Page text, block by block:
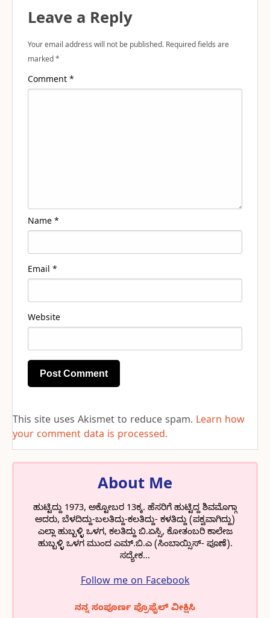
Leave a Reply
Your email address will not be published. Required fields are
marked*
Comment *
Name *
Email *
Website
This site uses Akismet to reduce spam. Learn how
your comment data is processed.
About Me
ಹುಟ್ಟಿದ್ದು 1973, ಅಕ್ಟೋಬರ 13ಕ್ಕ. ಹೆಸರಿಗೆ ಹುಟ್ಟಿದ್ದ ಶಿವಮೊಗ್ಗಾ
ಆದರು, ಬೆಳದಿದ್ದು-ಬಲತಿದ್ದು-ಕಲತಿದ್ದು- ಕಳತಿದ್ದು (ಪಕ್ವವಾಗಿದ್ದು)
ಎಲ್ಲಾ ಹುಬ್ಬಳ್ಳಿ ಒಳಗ, ಕಲತಿದ್ದು ಬಿ.ಏಸ್ಸಿ, ಕೋತಂಬರಿ ಕಾಲೇಜ
ಹುಬ್ಬಳ್ಳಿ ಒಳಗ ಮುಂದ ಎಮ್.ಬಿ.ಎ (ಸಿಂಬಾಯ್ಸಿಸ್- ಪೂಣೆ).
ಸದ್ಯೇಕ...
Follow me on Facebook
ನನ್ನ ಸಂಪೂರ್ಣ ಪ್ರೊಫೈಲ್ ವೀಕ್ಷಿಸಿ